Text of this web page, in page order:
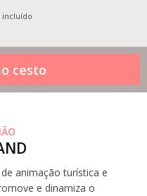
incluído
animação turística e
e dinamiza o